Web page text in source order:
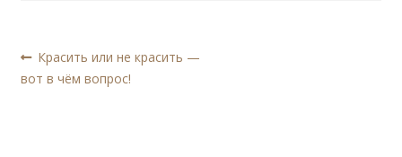
Навигация
по
Предыдущая
запись:
Красить или не красить —
вот в чём вопрос!